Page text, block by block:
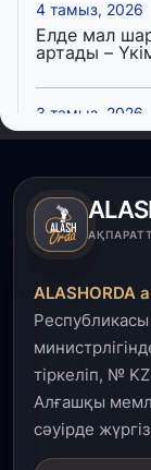
4 тамыз, 2026
Елде мал
артады –
3 тамыз, 2026
Өңірлерде
пайдалануға
3 тамыз, 2026
салынып
1 тамыз, 2026
Кинопоиск
танымал
31 шілде, 2026
ALASHORDA
тіркеліп, №
Алғашқы
сәуірде